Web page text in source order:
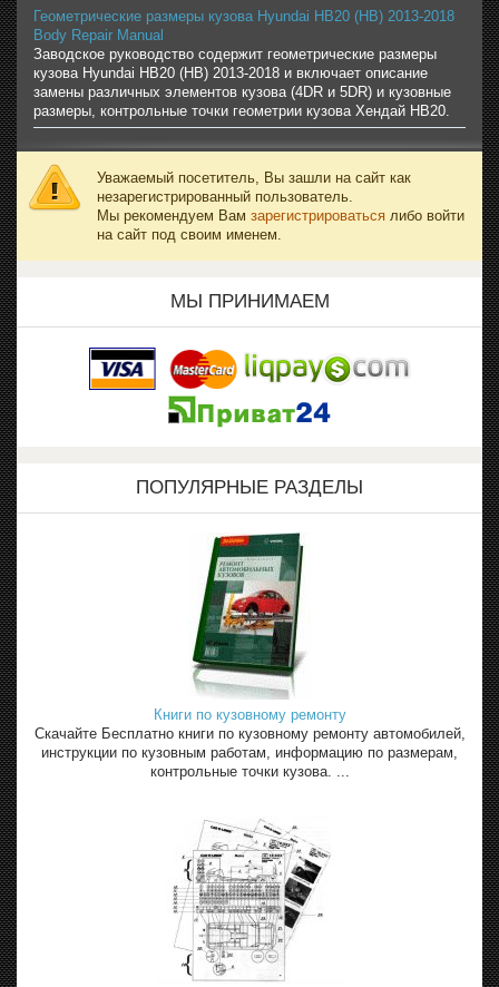
Геометрические размеры кузова Hyundai HB20 (HB) 2013-2018
Body Repair Manual
Заводское руководство содержит геометрические размеры
кузова Hyundai HB20 (HB) 2013-2018 и включает описание
замены различных элементов кузова (4DR и 5DR) и кузовные
размеры, контрольные точки геометрии кузова Хендай HB20.
Уважаемый посетитель, Вы зашли на сайт как
незарегистрированный пользователь.
Мы рекомендуем Вам зарегистрироваться либо войти
на сайт под своим именем.
МЫ ПРИНИМАЕМ
ПОПУЛЯРНЫЕ РАЗДЕЛЫ
Книги по кузовному ремонту
Скачайте Бесплатно книги по кузовному ремонту автомобилей,
инструкции по кузовным работам, информацию по размерам,
контрольные точки кузова. ...